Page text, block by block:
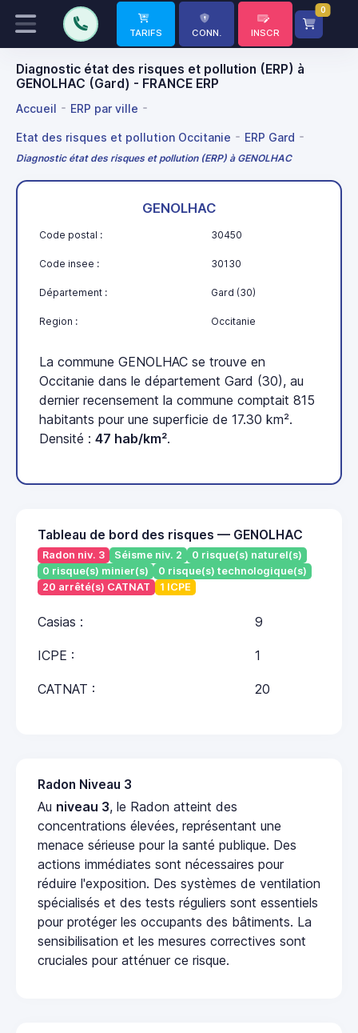
TARIFS CONN. INSCR
0
Diagnostic état des risques et pollution (ERP) à
GENOLHAC (Gard) - FRANCE ERP
Accueil ERP par ville
Etat des risques et pollution Occitanie ERP Gard
Diagnostic état des risques et pollution (ERP) à GENOLHAC
GENOLHAC
Code postal : 30450
Code insee : 30130
Département : Gard (30)
Region : Occitanie
La commune GENOLHAC se trouve en
Occitanie dans le département Gard (30), au
dernier recensement la commune comptait 815
habitants pour une superficie de 17.30 km².
Densité : 47 hab/km².
Tableau de bord des risques — GENOLHAC
Radon niv. 3 Séisme niv. 2
0 risque(s) naturel(s)
0 risque(s) minier(s)
0 risque(s) technologique(s)
20 arrêté(s) CATNAT
1 ICPE
Casias : 9
ICPE : 1
CATNAT : 20
Radon Niveau 3
Au niveau 3, le Radon atteint des
concentrations élevées, représentant une
menace sérieuse pour la santé publique. Des
actions immédiates sont nécessaires pour
réduire l'exposition. Des systèmes de ventilation
spécialisés et des tests réguliers sont essentiels
pour protéger les occupants des bâtiments. La
sensibilisation et les mesures correctives sont
cruciales pour atténuer ce risque.